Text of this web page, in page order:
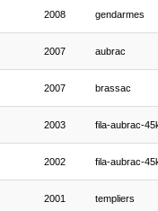
2008 gendarmes
2007 aubrac
2007 brassac
2003 fila-aubrac-
2002 fila-aubrac-
2001 templiers